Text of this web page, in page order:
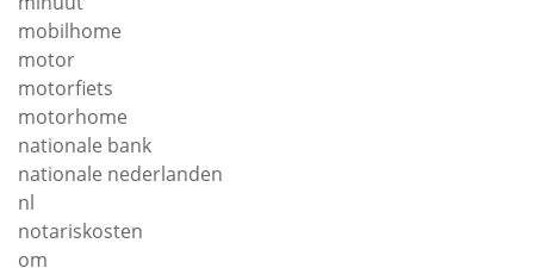
mobilhome
motor
motorfiets
motorhome
nationale bank
nationale nederlanden
nl
notariskosten
om